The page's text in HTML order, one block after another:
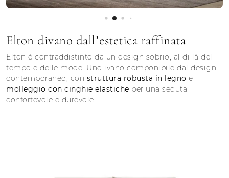
Elton divano dall’estetica raffinata
Elton è contraddistinto da un design sobrio, al di là del
tempo e delle mode. Und ivano componibile dal design
contemporaneo, con struttura robusta in legno e
molleggio con cinghie elastiche per una seduta
confortevole e durevole.